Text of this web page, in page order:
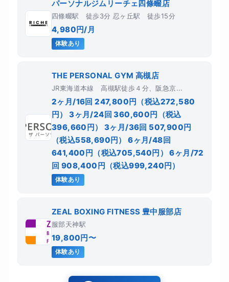
パーソナルジムリーチェ四條畷店
四條畷駅 徒歩3分 忍ヶ丘駅 徒歩15分
4,980円/月
体験あり
THE PERSONAL GYM 高槻店
JR東海道本線 高槻駅徒歩４分、阪急京...
2ヶ月/16回 247,800円（税込272,580
円） 3ヶ月/24回 360,600円（税込
396,660円） 3ヶ月/36回 507,900円
（税込558,690円） 6ヶ月/48回
641,400円（税込705,540円） 6ヶ月/72
回 908,400円（税込999,240円）
体験あり
ZEAL BOXING FITNESS 豊中服部店
服部天神駅
19,800円〜
体験あり